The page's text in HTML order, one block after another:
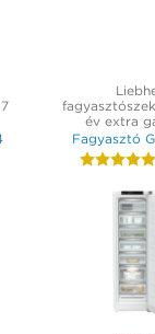
év extra
Fagyasztó